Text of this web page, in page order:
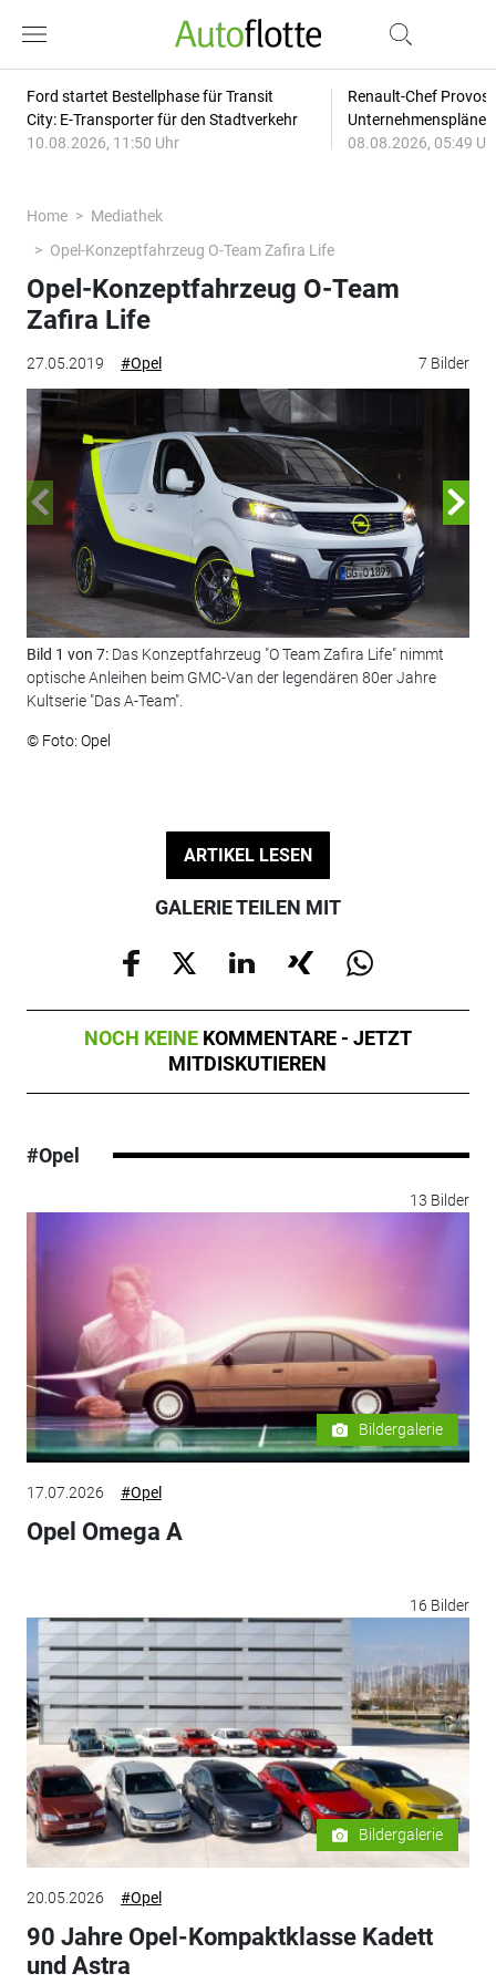
Ford startet Bestellphase für Transit
City: E-Transporter für den Stadtverkehr
10.08.2026, 11:50 Uhr
Renault-Chef
08.08.2026, 05:49
Home
Mediathek
Opel-Konzeptfahrzeug O-Team Zafira Life
27.05.2019 #Opel 7 Bilder
Opel-Konzeptfahrzeug O-Team
Zafira Life
Bild 1 von 7: Das Konzeptfahrzeug "O Team Zafira Life" nimmt
optische Anleihen beim GMC-Van der legendären 80er Jahre
Kultserie "Das A-Team".
© Foto: Opel
ARTIKEL LESEN
GALERIE TEILEN MIT
NOCH KEINE KOMMENTARE - JETZT
MITDISKUTIEREN
#Opel
13 Bilder
Bildergalerie
17.07.2026 #Opel
Opel Omega A
16 Bilder
Bildergalerie
20.05.2026 #Opel
90 Jahre Opel-Kompaktklasse Kadett
und Astra